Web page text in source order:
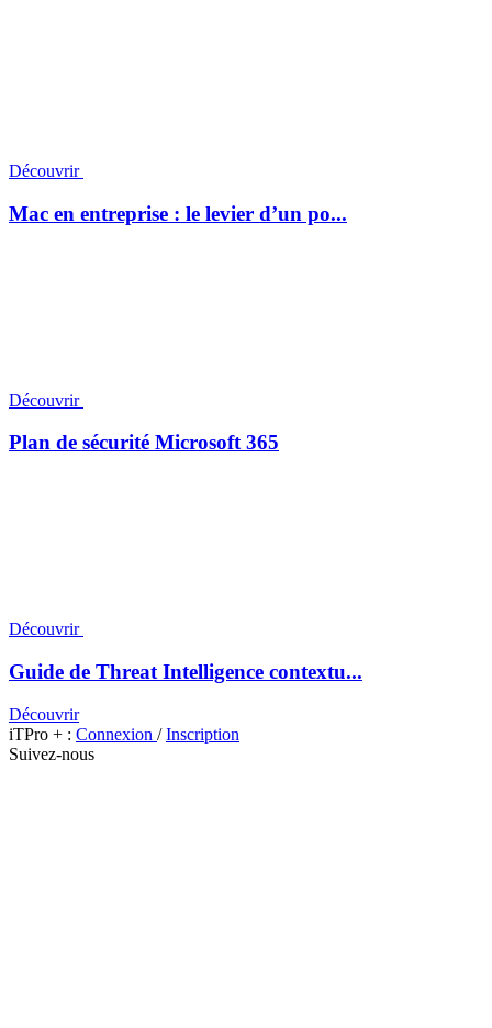
Découvrir
Mac en entreprise : le levier d’un po...
Découvrir
Plan de sécurité Microsoft 365
Découvrir
Guide de Threat Intelligence contextu...
Découvrir
iTPro + : Connexion /Inscription
Suivez-nous